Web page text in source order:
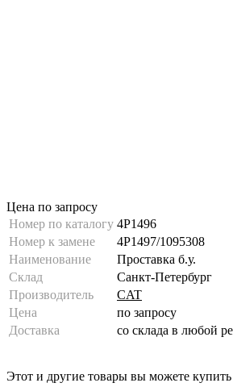
Цена по запросу
Номер по каталогу 4P1496
Номер к замене
4P1497/1095308
Наименование
Проставка б.у.
Склад
Санкт-Петербург
Производитель
CAT
Цена
по запросу
Доставка
со склада в любой
Этот и другие товары вы можете